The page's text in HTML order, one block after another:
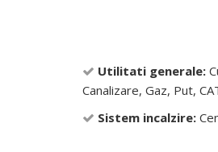
Utilitati generale:
Canalizare, Gaz, Put,
Sistem incalzire: